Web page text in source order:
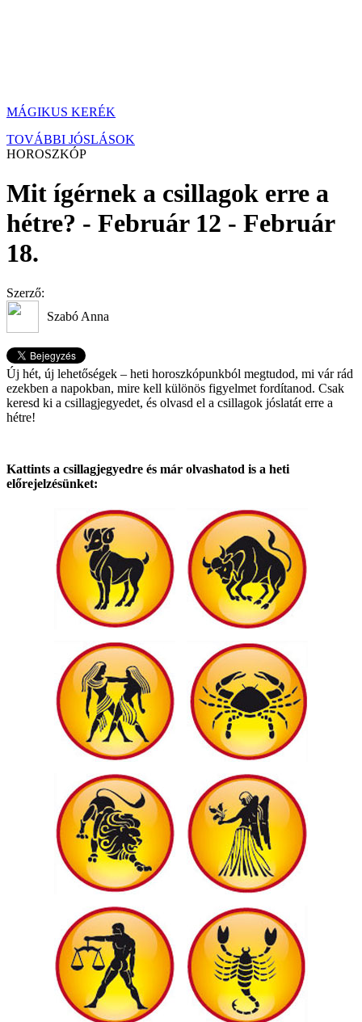
MÁGIKUS KERÉK
TOVÁBBI JÓSLÁSOK
HOROSZKÓP
Mit ígérnek a csillagok erre a
hétre? - Február 12 - Február
18.
Szerző:
Szabó Anna
Új hét, új lehetőségek – heti horoszkópunkból megtudod, mi vár rád
ezekben a napokban, mire kell különös figyelmet fordítanod. Csak
keresd ki a csillagjegyedet, és olvasd el a csillagok jóslatát erre a
hétre!
Kattints a csillagjegyedre és már olvashatod is a heti
előrejelzésünket: